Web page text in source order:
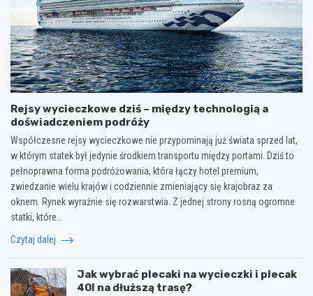
Rejsy wycieczkowe dziś – między technologią a
doświadczeniem podróży
Współczesne rejsy wycieczkowe nie przypominają już świata sprzed lat,
w którym statek był jedynie środkiem transportu między portami. Dziś to
pełnoprawna forma podróżowania, która łączy hotel premium,
zwiedzanie wielu krajów i codziennie zmieniający się krajobraz za
oknem. Rynek wyraźnie się rozwarstwia. Z jednej strony rosną ogromne
statki, które…
Czytaj dalej
Jak wybrać plecaki na wycieczki i plecak
40l na dłuższą trasę?